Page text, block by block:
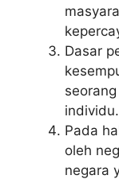
Dasar
individu.
Pada
oleh
negara